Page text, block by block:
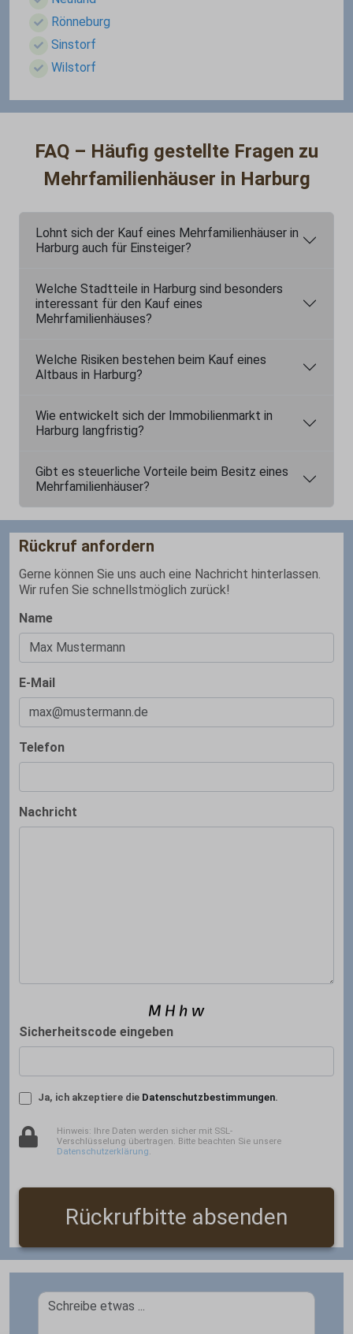
Rönneburg
Sinstorf
Wilstorf
FAQ – Häufig gestellte Fragen zu
Mehrfamilienhäuser in Harburg
Lohnt sich der Kauf eines Mehrfamilienhäuser in
Harburg auch für Einsteiger?
Welche Stadtteile in Harburg sind besonders
interessant für den Kauf eines
Mehrfamilienhäuses?
Welche Risiken bestehen beim Kauf eines
Altbaus in Harburg?
Wie entwickelt sich der Immobilienmarkt in
Harburg langfristig?
Gibt es steuerliche Vorteile beim Besitz eines
Mehrfamilienhäuser?
Rückruf anfordern
Gerne können Sie uns auch eine Nachricht hinterlassen.
Wir rufen Sie schnellstmöglich zurück!
Name
E-Mail
Telefon
Nachricht
Sicherheitscode eingeben
Ja, ich akzeptiere die Datenschutzbestimmungen.
Hinweis: Ihre Daten werden sicher mit SSL-
Verschlüsselung übertragen. Bitte beachten Sie unsere
Datenschutzerklärung.
Rückrufbitte absenden